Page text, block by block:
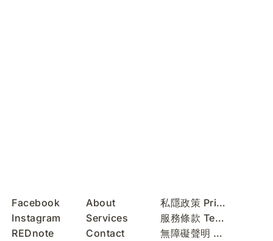
Facebook
Instagram
REDnote
About
Services
Contact
私隱政策 Privacy Policy
服務條款 Terms of Use
無障礙聲明 Accessibility Statement